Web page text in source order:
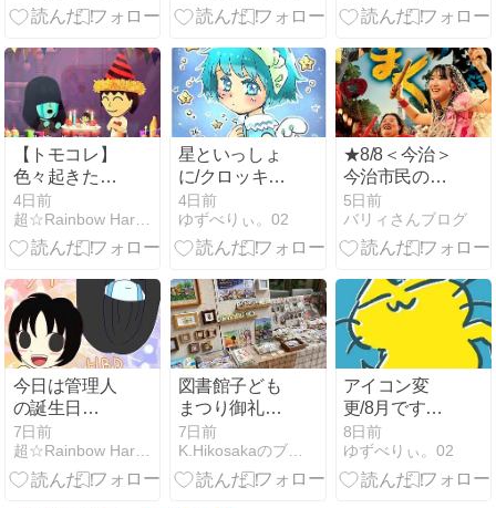
う？の巻＋鳥
ン＋4コマ漫
画笑劇の一歩
ジュンの話＋
画笑劇の一歩
【トモコレ】
色々起きた事
とか
4日前
超☆Rainbow Harmonix
星といっしょ
に/クロッキー
333
4日前
ゆずべりぃ。02
★8/8＜今治＞
今治市民のま
つり「おんま
く2026」出演
と新商品のお
∀・)
5日前
バリィさんブログ
今日は管理人
の誕生日
♪2026
7日前
超☆Rainbow Harmonix
図書館子ども
まつり御礼・
大阪真っ最中
☆
7日前
K.Hikosakaのブログ
アイコン変
更/8月です
ね…！
8日前
ゆずべりぃ。02